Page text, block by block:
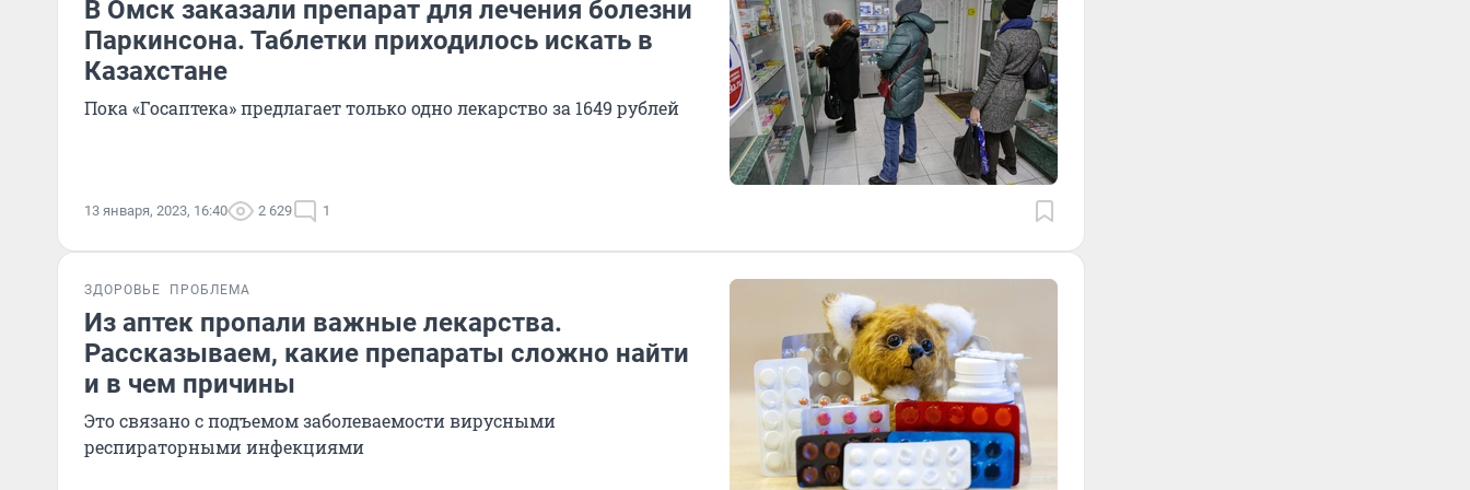
В Омск заказали препарат для лечения болезни
Паркинсона. Таблетки приходилось искать в
Казахстане
Пока «Госаптека» предлагает только одно лекарство за 1649 рублей
13 января, 2023, 16:40 2 629 1
ЗДОРОВЬЕ ПРОБЛЕМА
Из аптек пропали важные лекарства.
Рассказываем, какие препараты сложно найти
и в чем причины
Это связано с подъемом заболеваемости вирусными
респираторными инфекциями